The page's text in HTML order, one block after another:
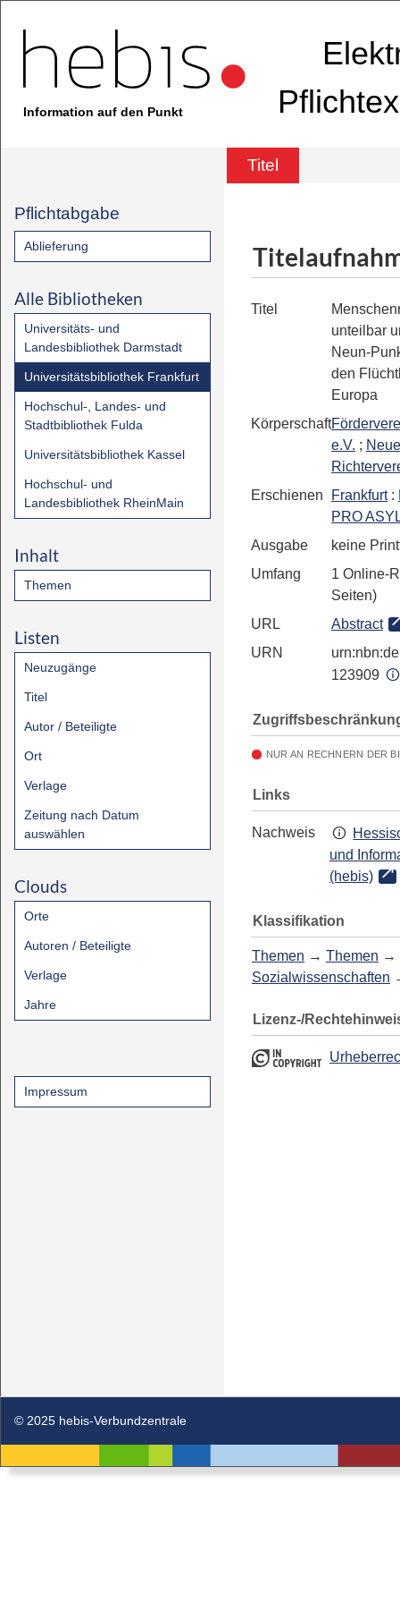
Information auf den Punkt
Titel
Pflichtabgabe
Ablieferung
Alle Bibliotheken
Universitäts- und
Landesbibliothek Darmstadt
Universitätsbibliothek Frankfurt
Hochschul-, Landes- und
Stadtbibliothek Fulda
Universitätsbibliothek Kassel
Hochschul- und
Landesbibliothek RheinMain
Inhalt
Themen
Listen
Neuzugänge
Titel
Autor / Beteiligte
Ort
Verlage
Zeitung nach Datum
auswählen
Clouds
Orte
Autoren / Beteiligte
Verlage
Jahre
Impressum
Titel
unteilbar
Neun-
den
Europa
Körperschaft
e.V. ; Neue
Erschienen
Frankfurt:
PRO
Ausgabe
keine
Umfang
1 Online-
Seiten)
URL
Abstract
URN
123909
NUR AN RECHNERN DER
Links
Nachweis
und
(hebis)
Klassifikation
Themen → Themen →
Sozialwissenschaften
Lizenz-/
© 2025 hebis-Verbundzentrale